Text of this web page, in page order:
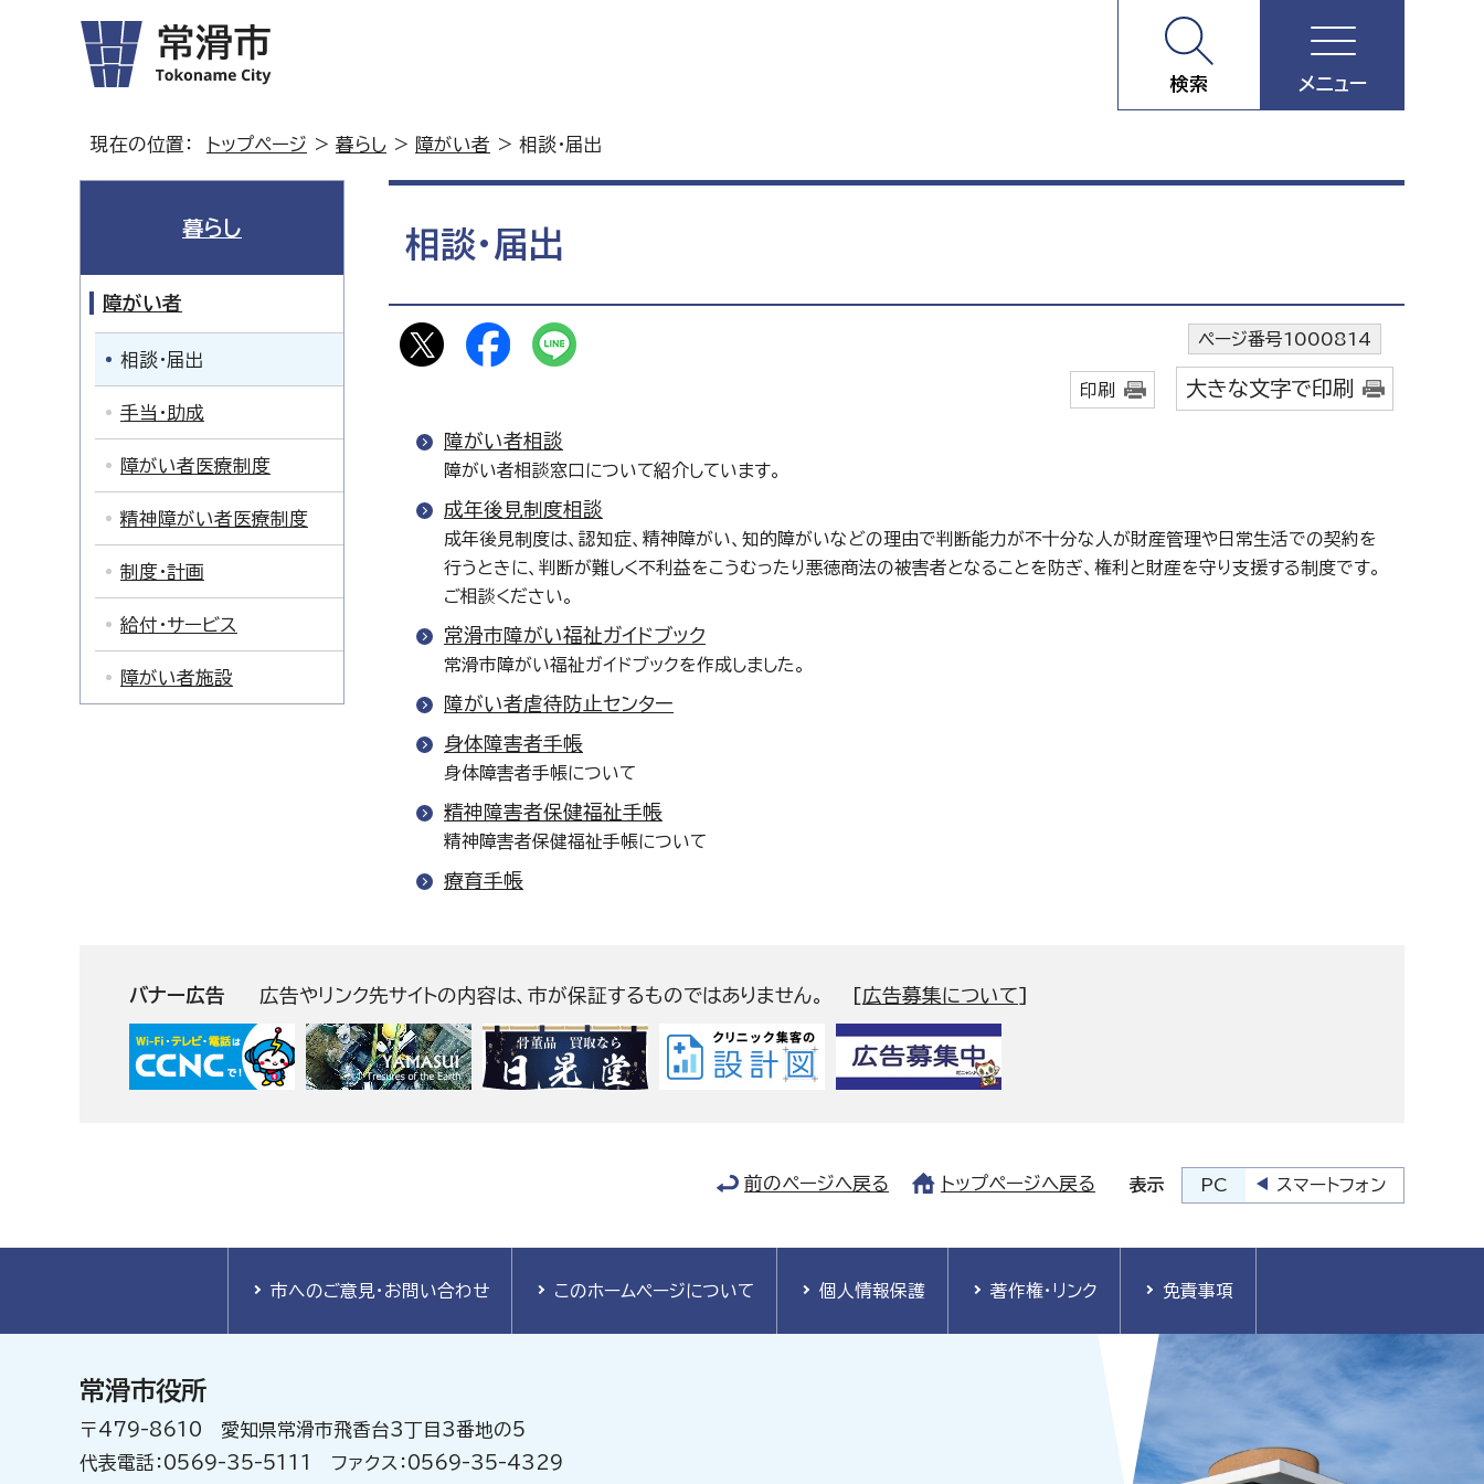
検索 メニュー
現在の位置： トップページ > 暮らし > 障がい者 > 相談・届出
相談・届出
ページ番号1000814
印刷 大きな文字で印刷
障がい者相談
障がい者相談窓口について紹介しています。
成年後見制度相談
成年後見制度は、認知症、精神障がい、知的障がいなどの理由で判断能力が不十分な人が財産管理や日常生活での契約を
行うときに、判断が難しく不利益をこうむったり悪徳商法の被害者となることを防ぎ、権利と財産を守り支援する制度です。
ご相談ください。
常滑市障がい福祉ガイドブック
常滑市障がい福祉ガイドブックを作成しました。
障がい者虐待防止センター
身体障害者手帳
身体障害者手帳について
精神障害者保健福祉手帳
精神障害者保健福祉手帳について
療育手帳
暮らし
障がい者
相談・届出
手当・助成
障がい者医療制度
精神障がい者医療制度
制度・計画
給付・サービス
障がい者施設
バナー広告 広告やリンク先サイトの内容は、市が保証するものではありません。 [広告募集について]
前のページへ戻る トップページへ戻る 表示 PC スマートフォン
市へのご意見・お問い合わせ このホームページについて 個人情報保護 著作権・リンク 免責事項
常滑市役所
〒479-8610 愛知県常滑市飛香台3丁目3番地の5
代表電話：0569-35-5111 ファクス：0569-35-4329